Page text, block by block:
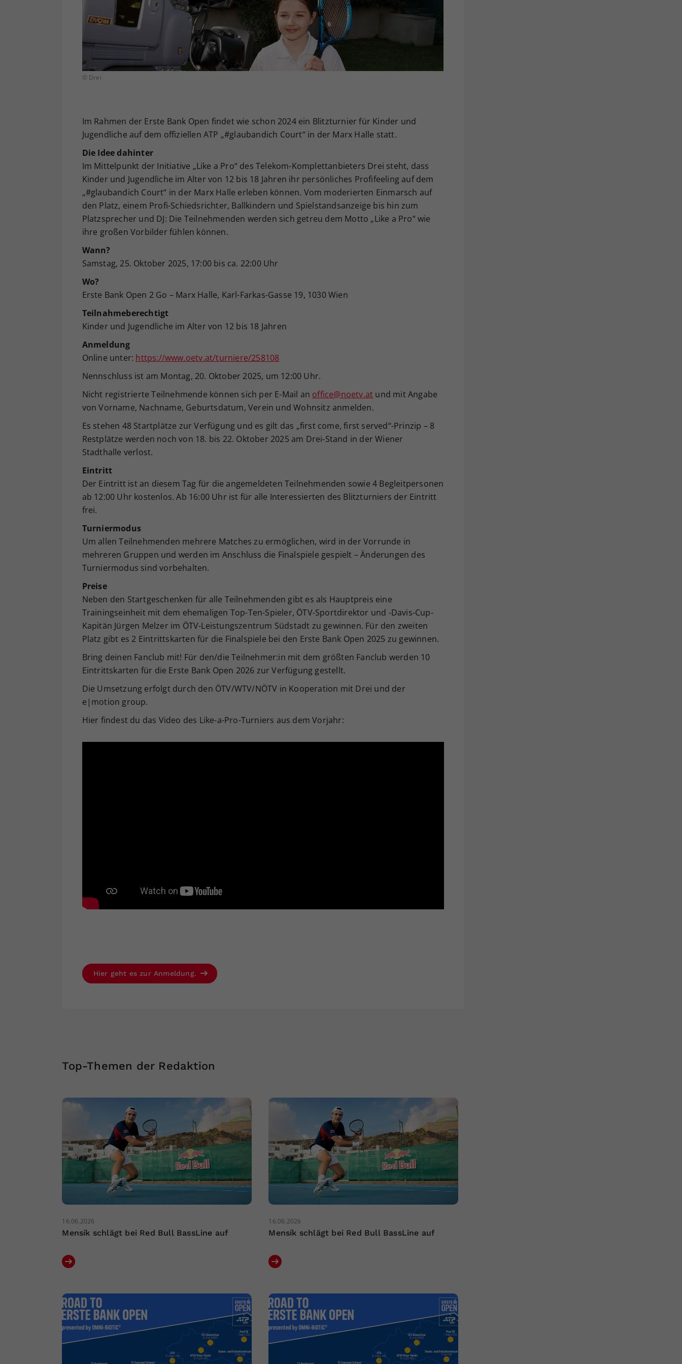
© Drei
Im Rahmen der Erste Bank Open findet wie schon 2024 ein Blitzturnier für Kinder und
Jugendliche auf dem offiziellen ATP „#glaubandich Court“ in der Marx Halle statt.
Die Idee dahinter
Im Mittelpunkt der Initiative „Like a Pro“ des Telekom-Komplettanbieters Drei steht, dass
Kinder und Jugendliche im Alter von 12 bis 18 Jahren ihr persönliches Profifeeling auf dem
„#glaubandich Court“ in der Marx Halle erleben können. Vom moderierten Einmarsch auf
den Platz, einem Profi-Schiedsrichter, Ballkindern und Spielstandsanzeige bis hin zum
Platzsprecher und DJ: Die Teilnehmenden werden sich getreu dem Motto „Like a Pro“ wie
ihre großen Vorbilder fühlen können.
Wann?
Samstag, 25. Oktober 2025, 17:00 bis ca. 22:00 Uhr
Wo?
Erste Bank Open 2 Go – Marx Halle, Karl-Farkas-Gasse 19, 1030 Wien
Teilnahmeberechtigt
Kinder und Jugendliche im Alter von 12 bis 18 Jahren
Anmeldung
Online unter: https://www.oetv.at/turniere/258108
Nennschluss ist am Montag, 20. Oktober 2025, um 12:00 Uhr.
Nicht registrierte Teilnehmende können sich per E-Mail an office@noetv.at und mit Angabe
von Vorname, Nachname, Geburtsdatum, Verein und Wohnsitz anmelden.
Es stehen 48 Startplätze zur Verfügung und es gilt das „first come, first served“-Prinzip – 8
Restplätze werden noch von 18. bis 22. Oktober 2025 am Drei-Stand in der Wiener
Stadthalle verlost.
Eintritt
Der Eintritt ist an diesem Tag für die angemeldeten Teilnehmenden sowie 4 Begleitpersonen
ab 12:00 Uhr kostenlos. Ab 16:00 Uhr ist für alle Interessierten des Blitzturniers der Eintritt
frei.
Turniermodus
Um allen Teilnehmenden mehrere Matches zu ermöglichen, wird in der Vorrunde in
mehreren Gruppen und werden im Anschluss die Finalspiele gespielt – Änderungen des
Turniermodus sind vorbehalten.
Preise
Neben den Startgeschenken für alle Teilnehmenden gibt es als Hauptpreis eine
Trainingseinheit mit dem ehemaligen Top-Ten-Spieler, ÖTV-Sportdirektor und -Davis-Cup-
Kapitän Jürgen Melzer im ÖTV-Leistungszentrum Südstadt zu gewinnen. Für den zweiten
Platz gibt es 2 Eintrittskarten für die Finalspiele bei den Erste Bank Open 2025 zu gewinnen.
Bring deinen Fanclub mit! Für den/die Teilnehmer:in mit dem größten Fanclub werden 10
Eintrittskarten für die Erste Bank Open 2026 zur Verfügung gestellt.
Die Umsetzung erfolgt durch den ÖTV/WTV/NÖTV in Kooperation mit Drei und der
e|motion group.
Hier findest du das Video des Like-a-Pro-Turniers aus dem Vorjahr:
Hier geht es zur Anmeldung.
Top-Themen der Redaktion
16.06.2026
Mensík schlägt bei Red Bull BassLine auf
16.06.2026
Mensík schlägt bei Red Bull BassLine auf
Ihrer vorgenommen Einstellungen, falls der
Webseiten-Betreiber dies eingestellt hat.